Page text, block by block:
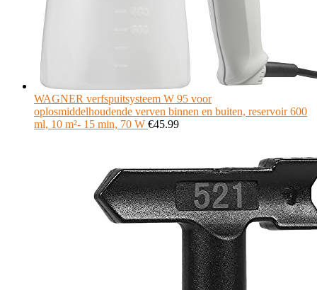
WAGNER verfspuitsysteem W 95 voor
oplosmiddelhoudende verven binnen en buiten, reservoir 600
ml, 10 m²- 15 min, 70 W €45.99